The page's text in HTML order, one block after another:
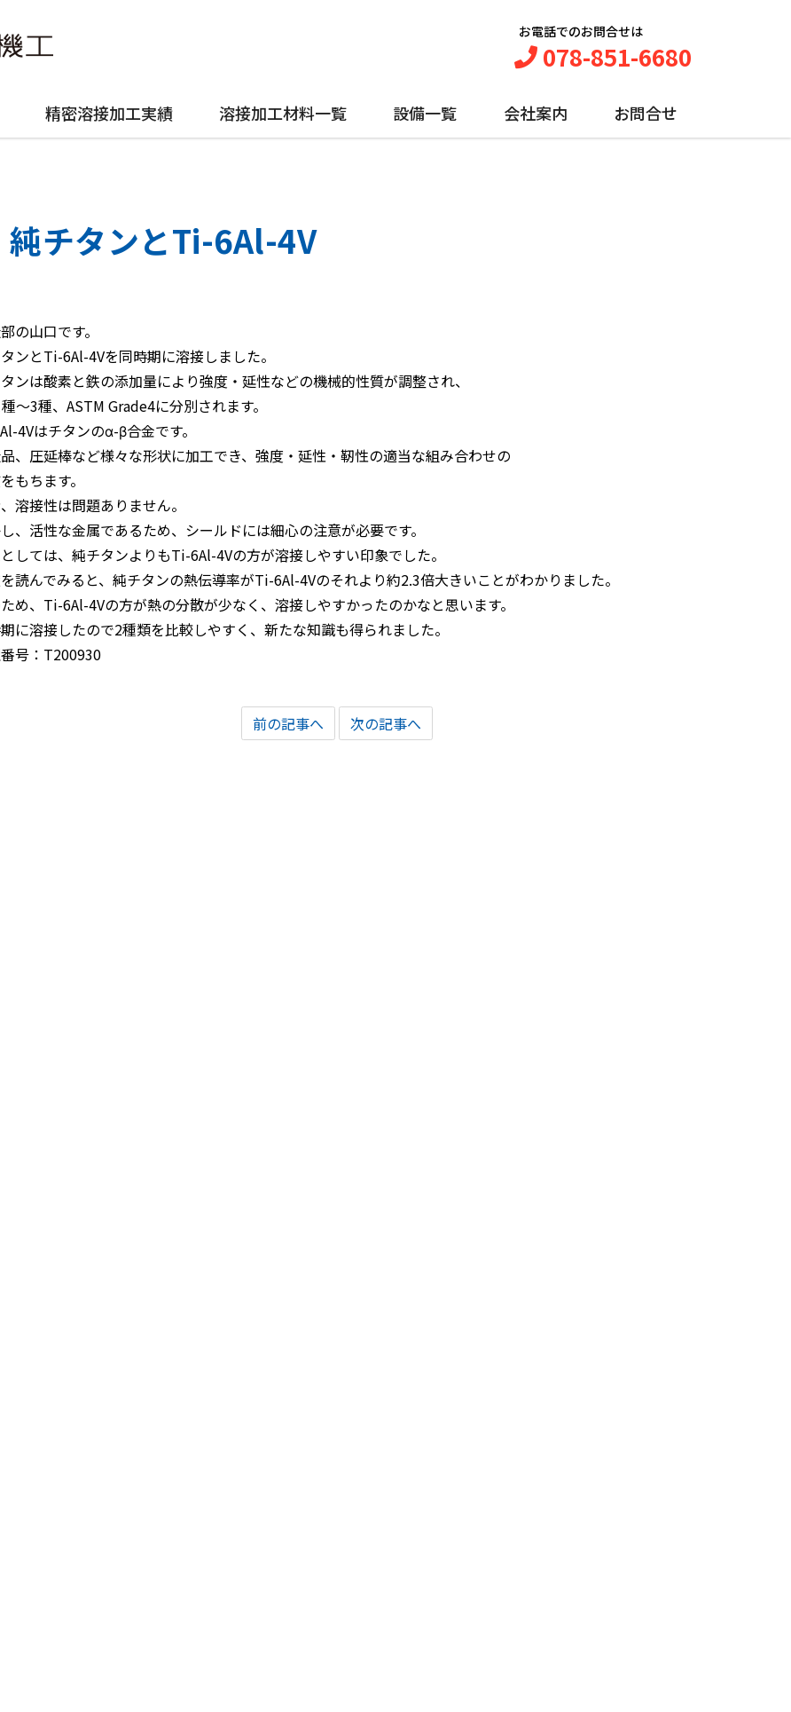
お電話でのお問合せは
078-851-6680
精密溶接加工実績 溶接加工材料一覧 設備一覧 会社案内 お問合せ
純チタンとTi-6Al-4V
の山口です。
ンとTi-6Al-4Vを同時期に溶接しました。
ンは酸素と鉄の添加量により強度・延性などの機械的性質が調整され、
～3種、ASTM Grade4に分別されます。
4Vはチタンのα-β合金です。
、圧延棒など様々な形状に加工でき、強度・延性・靭性の適当な組み合わせの
もちます。
溶接性は問題ありません。
、活性な金属であるため、シールドには細心の注意が必要です。
しては、純チタンよりもTi-6Al-4Vの方が溶接しやすい印象でした。
読んでみると、純チタンの熱伝導率がTi-6Al-4Vのそれより約2.3倍大きいことがわかりました。
め、Ti-6Al-4Vの方が熱の分散が少なく、溶接しやすかったのかなと思います。
に溶接したので2種類を比較しやすく、新たな知識も得られました。
号：T200930
前の記事へ 次の記事へ